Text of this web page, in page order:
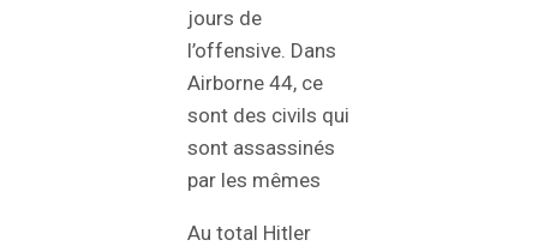
jours de
l’offensive. Dans
Airborne 44, ce
sont des civils qui
sont assassinés
par les mêmes
Au total Hitler